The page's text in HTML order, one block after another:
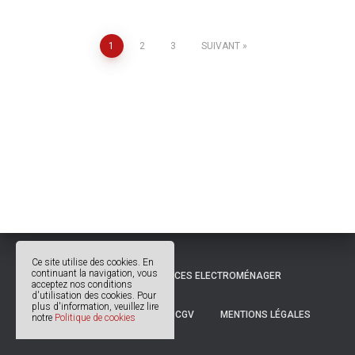
Pagination
1 2 3 SUIVANT
© 2018 OCCITANIE PIÈCES ELECTROMÉNAGER
POLITIQUE DE COOKIES CGV MENTIONS LÉGALES
Ce site utilise des cookies. En
continuant la navigation, vous
acceptez nos conditions
d'utilisation des cookies. Pour
plus d'information, veuillez lire
notre Politique de cookies